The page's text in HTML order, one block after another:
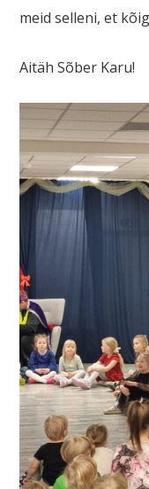
meid selleni, et
Aitäh Sõber Karu!